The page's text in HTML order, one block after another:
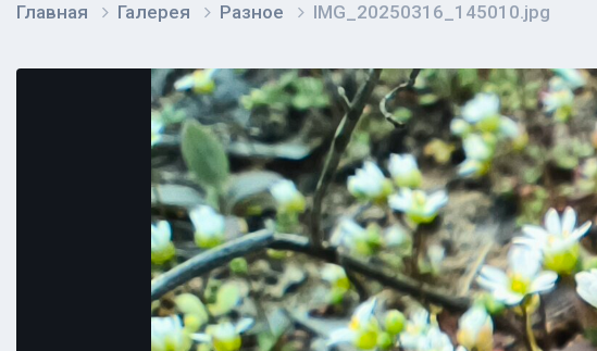
Главная Галерея Разное IMG_20250316_145010.jpg